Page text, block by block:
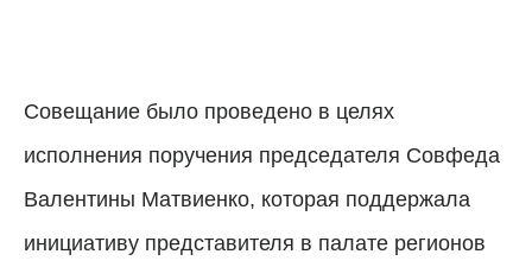
Совещание было проведено в целях
исполнения поручения председателя Совфеда
Валентины Матвиенко, которая поддержала
инициативу представителя в палате регионов